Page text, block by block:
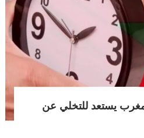
يستعد للتخلي عن